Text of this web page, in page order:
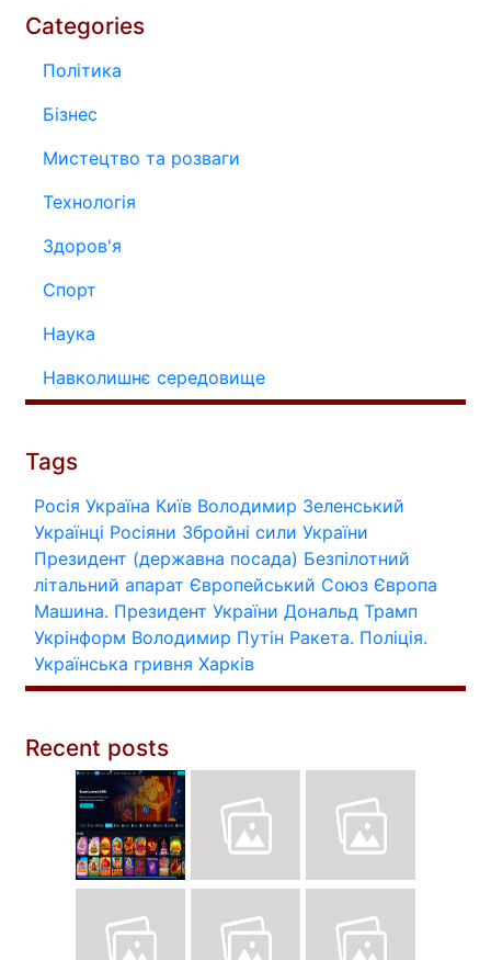
Categories
Політика
Бізнес
Мистецтво та розваги
Технологія
Здоров'я
Спорт
Наука
Навколишнє середовище
Tags
Росія Україна Київ Володимир Зеленський
Українці Росіяни Збройні сили України
Президент (державна посада) Безпілотний
літальний апарат Європейський Союз Європа
Машина. Президент України Дональд Трамп
Укрінформ Володимир Путін Ракета. Поліція.
Українська гривня Харків
Recent posts